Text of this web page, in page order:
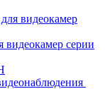
видеокамер
серии